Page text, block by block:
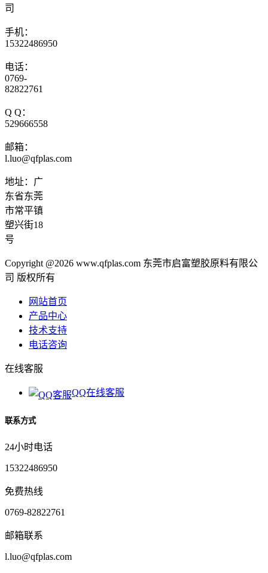
司
手机：
15322486950
电话：
0769-
82822761
Q Q：
529666558
邮箱：
l.luo@qfplas.com
地址：广
东省东莞
市常平镇
塑兴街18
号
Copyright @2026 www.qfplas.com 东莞市启富塑胶原料有限公
司 版权所有
网站首页
产品中心
技术支持
电话咨询
在线客服
QQ在线客服
联系方式
24小时电话
15322486950
免费热线
0769-82822761
邮箱联系
l.luo@qfplas.com